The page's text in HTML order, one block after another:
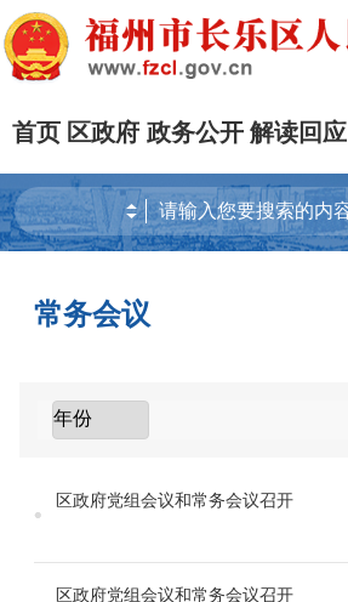
首页 区政府 政务公开 解读回应
常务会议
区政府党组会议和常务会议召开
区政府党组会议和常务会议召开